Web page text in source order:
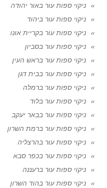
ניקוי ספות עור באור יהודה
ניקוי ספות עור ביהוד
ניקוי ספות עור בקריית אונו
ניקוי ספות עור בסביון
ניקוי ספות עור בראש העין
ניקוי ספות עור בבית דגן
ניקוי ספות עור ברמלה
ניקוי ספות עור בלוד
ניקוי ספות עור בבאר יעקב
ניקוי ספות עור ברמת השרון
ניקוי ספות עור בהרצליה
ניקוי ספות עור בכפר סבא
ניקוי ספות עור ברעננה
ניקוי ספות עור בהוד השרון